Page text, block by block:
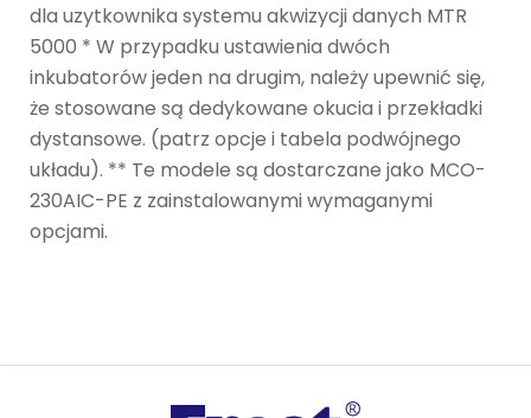
dla uzytkownika systemu akwizycji danych MTR
5000 * W przypadku ustawienia dwóch
inkubatorów jeden na drugim, należy upewnić się,
że stosowane są dedykowane okucia i przekładki
dystansowe. (patrz opcje i tabela podwójnego
układu). ** Te modele są dostarczane jako MCO-
230AIC-PE z zainstalowanymi wymaganymi
opcjami.